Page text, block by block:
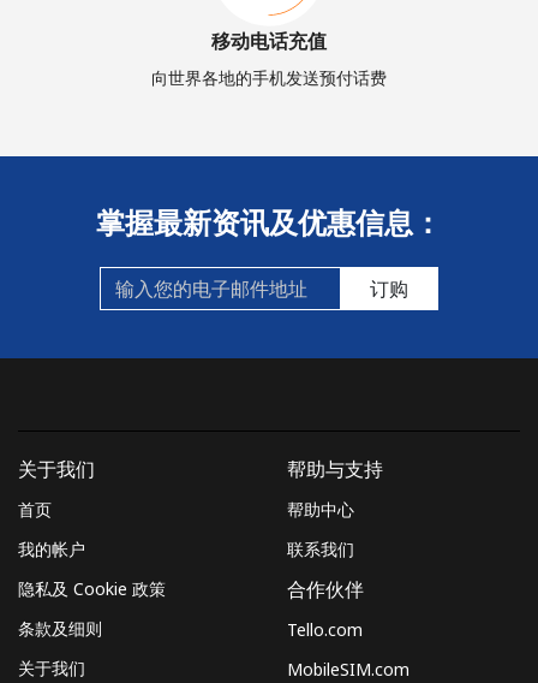
移动电话充值
向世界各地的手机发送预付话费
掌握最新资讯及优惠信息：
订购
关于我们
首页
我的帐户
隐私及 Cookie 政策
条款及细则
关于我们
帮助与支持
帮助中心
联系我们
合作伙伴
Tello.com
MobileSIM.com